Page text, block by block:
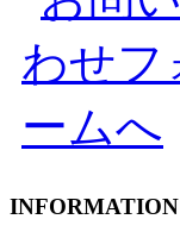
INFORMATION